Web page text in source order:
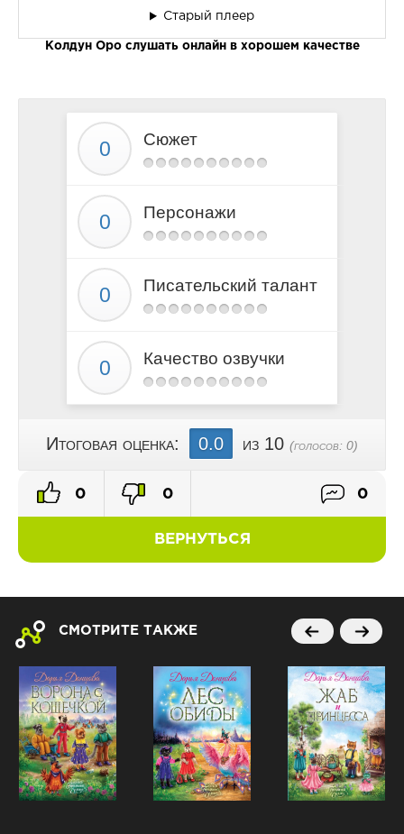
Ð“Ð»Ð°Ð²Ð° 10. Ð‘ÐµÐ´Ð° Ð¿Ñ€Ð¸ÑˆÐ»Ð°
Ð“Ð»Ð°Ð²Ð° 11. Ð¡Ð»Ð¾Ð¶Ð½Ð°Ñ Ð±ÐµÑÐµÐ´Ð°
Ð“Ð»Ð°Ð²Ð° 15. Ð’Ð·Ð³Ð»ÑÐ´ Ð½Ðµ
Ð“Ð»Ð°Ð²Ð° 16. Ð›ÐµÑ‚ÑƒÑ‡Ð°Ñ Ð¼Ñ‹ÑˆÑŒ
Ð“Ð»Ð°Ð²Ð° 17. ÐŸÐ¾ÑÐ»ÐµÐ´Ð½Ð¸Ð¹ Ð¾Ð±Ð¼Ð°Ð½
Ð­Ð¿Ð¸Ð»Ð¾Ð³
Старый плеер
Колдун Оро слушать онлайн в хорошем качестве
Сюжет
Персонажи
Писательский талант
Качество озвучки
Итоговая оценка: 0.0 из 10 (голосов: 0)
ВЕРНУТЬСЯ
0 0 0
СМОТРИТЕ ТАКЖЕ